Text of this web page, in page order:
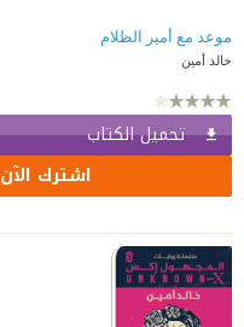
موعد مع أمير الظلام
خالد أمين
تحميل الكتاب
اشترك الآن